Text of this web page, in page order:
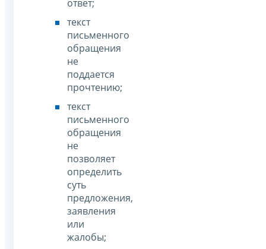
ответ;
текст
письменного
обращения
не
поддается
прочтению;
текст
письменного
обращения
не
позволяет
определить
суть
предложения,
заявления
или
жалобы;